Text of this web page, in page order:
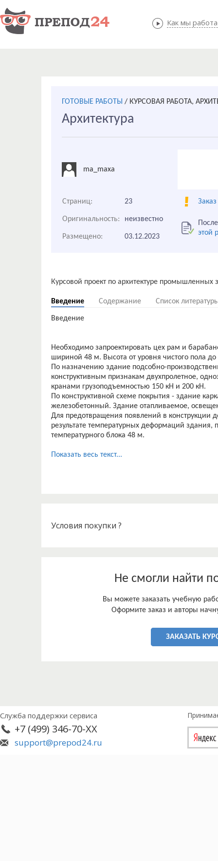
Как мы
Как мы
ГОТОВЫЕ РАБОТЫ / КУРСОВАЯ РАБОТА,
Архитектура
ma_maxa
Страниц: 23
Оригинальность: неизвестно
этой
Размещено: 03.12.2023
Введение Содержание Список
Введение
Необходимо запроектировать цех рам и
шириной 48 м. Высота от уровня чистого пола
По назначению здание подсобно-
конструктивным признакам двухпролетное,
кранами грузоподъемностью 150 кН и 200 кН.
По конструктивной схеме покрытия - здание
железобетонный. Здание отапливаемое,
Для предотвращения появлений в
результате температурных деформаций
температурного блока 48 м.
Показать весь текст...
Условия покупки ?
Не смогли найти
Вы можете заказать учебную
Оформите заказ и авторы
ЗАКАЗАТЬ
Служба поддержки сервиса
+7 (499) 346-70-XX
support@prepod24.ru